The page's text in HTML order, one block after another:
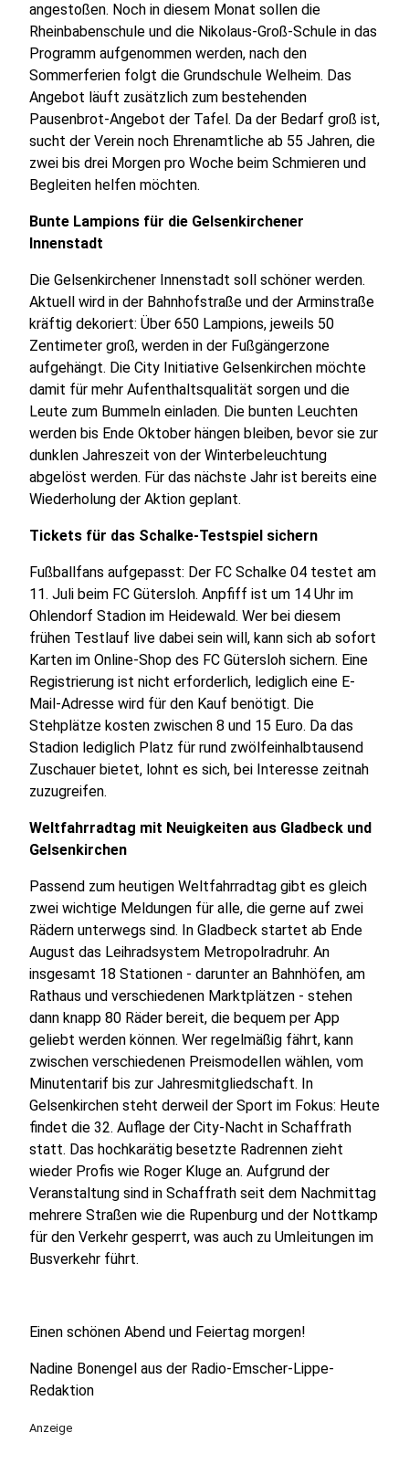
angestoßen. Noch in diesem Monat sollen die
Rheinbabenschule und die Nikolaus-Groß-Schule in das
Programm aufgenommen werden, nach den
Sommerferien folgt die Grundschule Welheim. Das
Angebot läuft zusätzlich zum bestehenden
Pausenbrot-Angebot der Tafel. Da der Bedarf groß ist,
sucht der Verein noch Ehrenamtliche ab 55 Jahren, die
zwei bis drei Morgen pro Woche beim Schmieren und
Begleiten helfen möchten.
Bunte Lampions für die Gelsenkirchener
Innenstadt
Die Gelsenkirchener Innenstadt soll schöner werden.
Aktuell wird in der Bahnhofstraße und der Arminstraße
kräftig dekoriert: Über 650 Lampions, jeweils 50
Zentimeter groß, werden in der Fußgängerzone
aufgehängt. Die City Initiative Gelsenkirchen möchte
damit für mehr Aufenthaltsqualität sorgen und die
Leute zum Bummeln einladen. Die bunten Leuchten
werden bis Ende Oktober hängen bleiben, bevor sie zur
dunklen Jahreszeit von der Winterbeleuchtung
abgelöst werden. Für das nächste Jahr ist bereits eine
Wiederholung der Aktion geplant.
Tickets für das Schalke-Testspiel sichern
Fußballfans aufgepasst: Der FC Schalke 04 testet am
11. Juli beim FC Gütersloh. Anpfiff ist um 14 Uhr im
Ohlendorf Stadion im Heidewald. Wer bei diesem
frühen Testlauf live dabei sein will, kann sich ab sofort
Karten im Online-Shop des FC Gütersloh sichern. Eine
Registrierung ist nicht erforderlich, lediglich eine E-
Mail-Adresse wird für den Kauf benötigt. Die
Stehplätze kosten zwischen 8 und 15 Euro. Da das
Stadion lediglich Platz für rund zwölfeinhalbtausend
Zuschauer bietet, lohnt es sich, bei Interesse zeitnah
zuzugreifen.
Weltfahrradtag mit Neuigkeiten aus Gladbeck und
Gelsenkirchen
Passend zum heutigen Weltfahrradtag gibt es gleich
zwei wichtige Meldungen für alle, die gerne auf zwei
Rädern unterwegs sind. In Gladbeck startet ab Ende
August das Leihradsystem Metropolradruhr. An
insgesamt 18 Stationen - darunter an Bahnhöfen, am
Rathaus und verschiedenen Marktplätzen - stehen
dann knapp 80 Räder bereit, die bequem per App
geliebt werden können. Wer regelmäßig fährt, kann
zwischen verschiedenen Preismodellen wählen, vom
Minutentarif bis zur Jahresmitgliedschaft. In
Gelsenkirchen steht derweil der Sport im Fokus: Heute
findet die 32. Auflage der City-Nacht in Schaffrath
statt. Das hochkarätig besetzte Radrennen zieht
wieder Profis wie Roger Kluge an. Aufgrund der
Veranstaltung sind in Schaffrath seit dem Nachmittag
mehrere Straßen wie die Rupenburg und der Nottkamp
für den Verkehr gesperrt, was auch zu Umleitungen im
Busverkehr führt.
Einen schönen Abend und Feiertag morgen!
Nadine Bonengel aus der Radio-Emscher-Lippe-
Redaktion
Anzeige